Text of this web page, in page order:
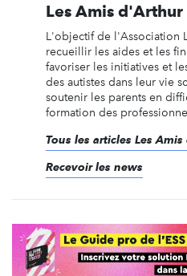
Les Amis d'Arthur
L'objectif de l'Association
recueillir les aides et les
favoriser les initiatives et
des autistes dans leur vie
soutenir les parents en
formation des
Tous les articles Les
Recevoir les news